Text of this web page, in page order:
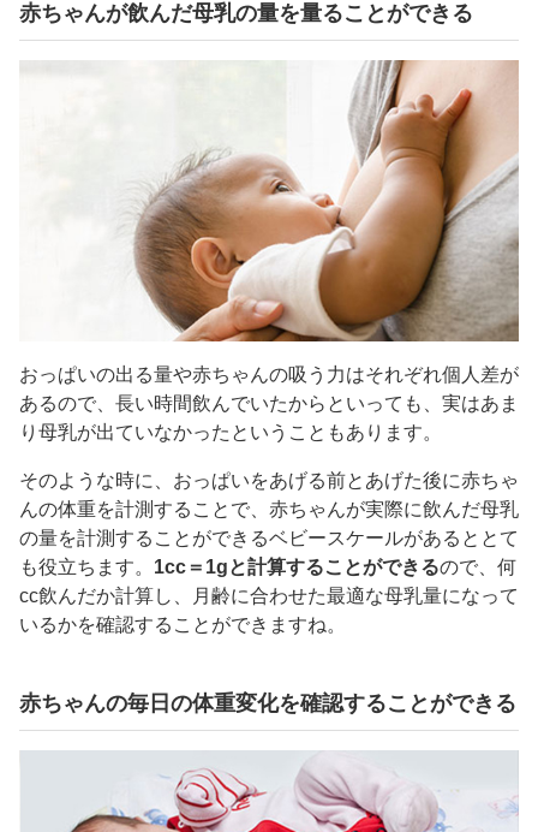
赤ちゃんが飲んだ母乳の量を量ることができる
おっぱいの出る量や赤ちゃんの吸う力はそれぞれ個人差が
あるので、長い時間飲んでいたからといっても、実はあま
り母乳が出ていなかったということもあります。
そのような時に、おっぱいをあげる前とあげた後に赤ちゃ
んの体重を計測することで、赤ちゃんが実際に飲んだ母乳
の量を計測することができるベビースケールがあるととて
も役立ちます。 1cc＝1gと計算することができるので、何
cc飲んだか計算し、月齢に合わせた最適な母乳量になって
いるかを確認することができますね。
赤ちゃんの毎日の体重変化を確認することができる